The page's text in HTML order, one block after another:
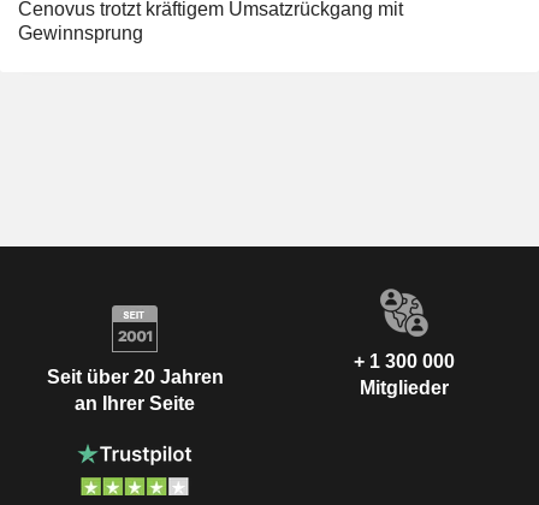
Cenovus trotzt kräftigem Umsatzrückgang mit
Gewinnsprung
Seit über 20 Jahren
an Ihrer Seite
+ 1 300 000
Mitglieder